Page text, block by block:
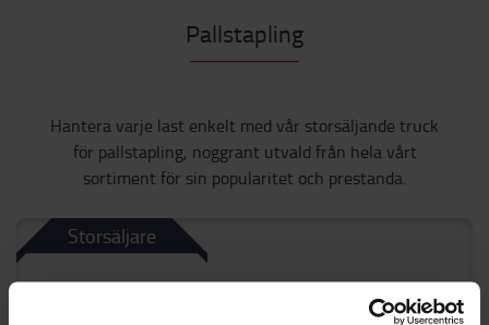
Pallstapling
Hantera varje last enkelt med vår storsäljande truck
för pallstapling, noggrant utvald från hela vårt
sortiment för sin popularitet och prestanda.
Storsäljare